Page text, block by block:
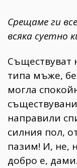
Gentlemen
382
Wellness
1817
НИ
Срещаме ги
всяка суетно
Съществуват
типа мъже,
могла
направили
силния пол,
пазим! И, не,
добро е, дами.